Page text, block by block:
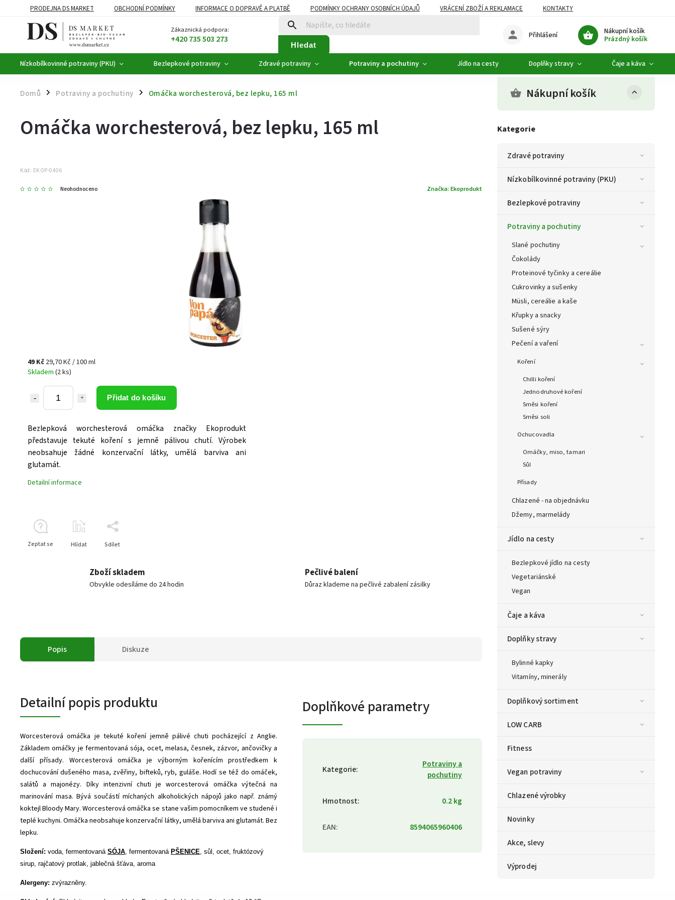
PRODEJNA DS MARKET OBCHODNÍ PODMÍNKY INFORMACE O DOPRAVĚ A PLATBĚ PODMÍNKY OCHRANY OSOBNÍCH ÚDAJŮ VRÁCENÍ ZBOŽÍ A REKLAMACE
KONTAKTY
BEZLEPKOVÉ POTRAVINY
ZDRAVÉ POTRAVINY NOVINKY AKCE, SLEVY
Zákaznická podpora:
+420 735 503 273 Hledat
Nákupní košík
Prázdný košík
Přihlášení
Nízkobílkovinné potraviny (PKU) Bezlepkové potraviny Zdravé potraviny Potraviny a pochutiny Jídlo na cesty Doplňky stravy Čaje a káva
Domů / Potraviny a pochutiny / Omáčka worchesterová, bez lepku, 165 ml Nákupní košík
Kategorie
Zdravé potraviny
Nízkobílkovinné potraviny (PKU)
Bezlepkové potraviny
Potraviny a pochutiny
Slané pochutiny
Čokolády
Proteinové tyčinky a cereálie
Cukrovinky a sušenky
Müsli, cereálie a kaše
Křupky a snacky
Sušené sýry
Pečení a vaření
Koření
Chilli koření
Jednodruhové koření
Směsi koření
Směsi soli
Ochucovadla
Omáčky, miso, tamari
Sůl
Přísady
Chlazené - na objednávku
Džemy, marmelády
Jídlo na cesty
Bezlepkové jídlo na cesty
Vegetariánské
Vegan
Čaje a káva
Doplňky stravy
Bylinné kapky
Vitamíny, minerály
Doplňkový sortiment
LOW CARB
Fitness
Vegan potraviny
Chlazené výrobky
Novinky
Akce, slevy
Výprodej
Omáčka worchesterová, bez lepku, 165 ml
Kód: EKOP-0406
Neohodnoceno Značka: Ekoprodukt
49 Kč 29,70 Kč / 100 ml
Skladem (2 ks)
Přidat do košíku
Bezlepková worchesterová omáčka značky Ekoprodukt
představuje tekuté koření s jemně pálivou chutí. Výrobek
neobsahuje žádné konzervační látky, umělá barviva ani
glutamát.
Detailní informace
Zeptat se Hlídat Sdílet
Zboží skladem
Obvykle odesíláme do 24 hodin
Pečlivé balení
Důraz klademe na pečlivé zabalení zásilky
Popis Diskuze
Detailní popis produktu
Worcesterová omáčka je tekuté koření jemně pálivé chuti pocházející z Anglie.
Základem omáčky je fermentovaná sója, ocet, melasa, česnek, zázvor, ančovičky a
další přísady. Worcesterová omáčka je výborným kořenícím prostředkem k
dochucování dušeného masa, zvěřiny, bifteků, ryb, guláše. Hodí se též do omáček,
salátů a majonézy. Díky intenzivní chuti je worcesterová omáčka výtečná na
marinování masa. Bývá součástí míchaných alkoholických nápojů jako např. známý
koktejl Bloody Mary. Worcesterová omáčka se stane vašim pomocníkem ve studené i
teplé kuchyni. Omáčka neobsahuje konzervační látky, umělá barviva ani glutamát. Bez
lepku.
Složení: voda, fermentovaná SÓJA , fermentovaná PŠENICE , sůl, ocet, fruktózový
sirup, rajčatový protlak, jablečná šťáva, aroma
Alergeny: zvýrazněny.
Doplňkové parametry
Kategorie:
Potraviny a
pochutiny
Hmotnost: 0.2 kg
EAN: 8594065960406